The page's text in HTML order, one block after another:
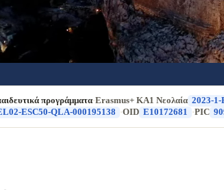
προγράμματα·Erasmus+ KA1 Νεολαία 2023-
ESC50-QLA-000195138 ·OID E10172681 ·PIC